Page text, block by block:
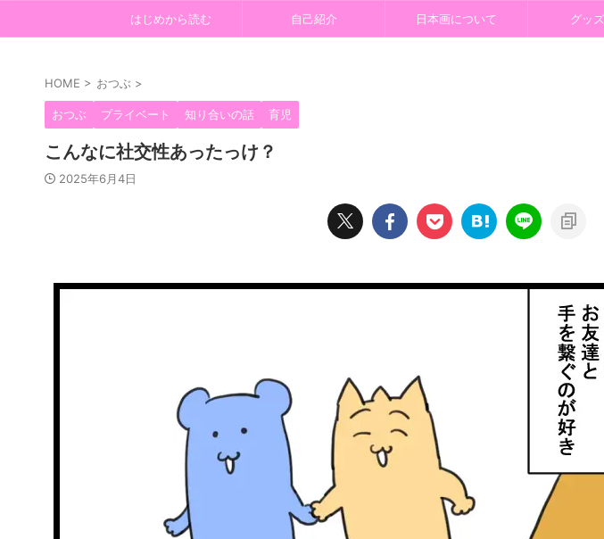
はじめから読む 自己紹介 日本画について グッ
HOME > おつぶ >
おつぶ プライベート 知り合いの話 育児
こんなに社交性あったっけ？
2025年6月4日